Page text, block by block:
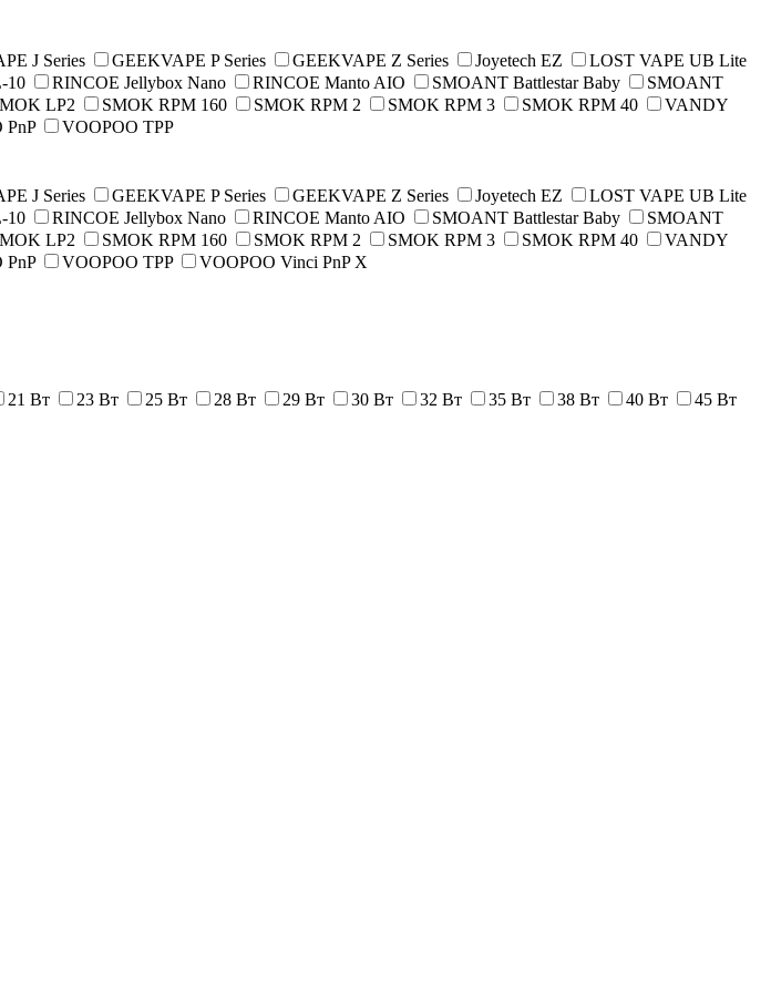
J Series GEEKVAPE P Series GEEKVAPE Z Series Joyetech EZ
LOST VAPE UB Lite
10 RINCOE Jellybox Nano RINCOE Manto AIO SMOANT Battlestar Baby
SMOANT
LP2 SMOK RPM 160 SMOK RPM 2 SMOK RPM 3 SMOK RPM 40
VANDY
PnP VOOPOO TPP
J Series GEEKVAPE P Series GEEKVAPE Z Series Joyetech EZ
LOST VAPE UB Lite
10 RINCOE Jellybox Nano RINCOE Manto AIO SMOANT Battlestar Baby
SMOANT
LP2 SMOK RPM 160 SMOK RPM 2 SMOK RPM 3 SMOK RPM 40
VANDY
PnP VOOPOO TPP VOOPOO Vinci PnP X
21 Вт 23 Вт 25 Вт 28 Вт 29 Вт 30 Вт 32 Вт 35 Вт 38 Вт 40 Вт
45 Вт